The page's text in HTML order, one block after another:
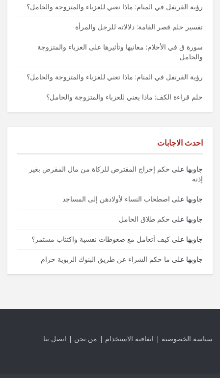
رؤية القرنفل في المنام: ماذا تعني للعزباء والمتزوجة والحامل؟
تفسير حلم قصر القامة: دلالاته للرجل والمرأة
سورة ق في الأحلام: معانيها وتأثيرها على العزباء والمتزوجة
والحامل
رؤية القرنفل في المنام: ماذا تعني للعزباء والمتزوجة والحامل؟
حلم قراءة الكف: ماذا يعني للعزباء والمتزوجة والحامل؟
احدث الاجابات
جاوبها على حكم إخراج المقترض للزكاة من مال المقرض بغير
إذنه
جاوبها على اصطحاب النساء لأولادهن إلى المساجد
جاوبها على حكم طلاق الحامل
جاوبها على كيف أتعامل مع ضغوطات نفسية واكتئاب مستمر؟
جاوبها على ما حكم الشراء عن طريق البنوك الربوية حرام
سياسة الخصوصية | اتفاقية الاستخدام | من نحن | اتصل بنا